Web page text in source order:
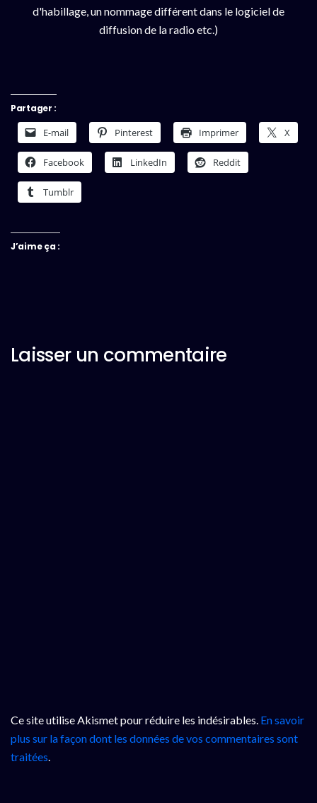
d'habillage, un nommage différent dans le logiciel de
diffusion de la radio etc.)
Partager :
E-mail Pinterest Imprimer X
Facebook LinkedIn Reddit
Tumblr
J’aime ça :
Laisser un commentaire
Ce site utilise Akismet pour réduire les indésirables. En savoir
plus sur la façon dont les données de vos commentaires sont
traitées.